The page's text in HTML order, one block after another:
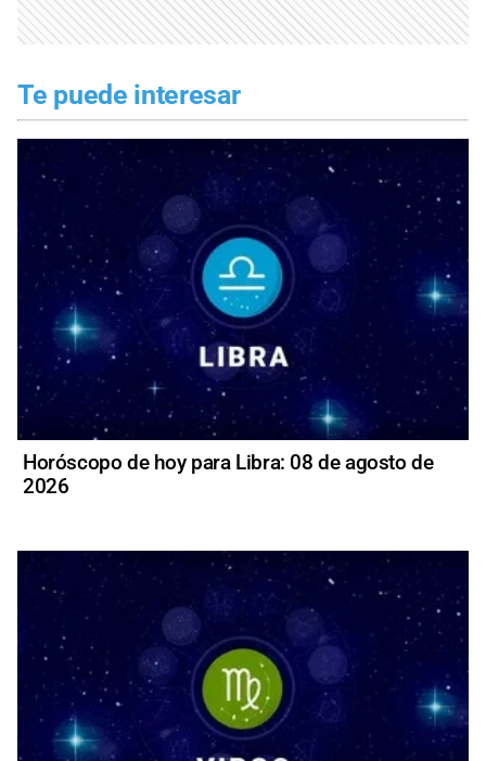
Te puede interesar
Horóscopo de hoy para Libra: 08 de agosto de
2026